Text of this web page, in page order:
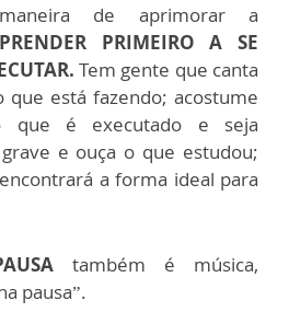
de aprimorar a
PRIMEIRO A SE
Tem gente que canta
que está fazendo; acostume
que é executado e seja
e ouça o que estudou;
a forma ideal para
também é música,
pausa”.